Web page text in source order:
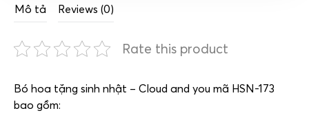
Mô tả Reviews (0)
Rate this product
Bó hoa tặng sinh nhật – Cloud and you mã HSN-173
bao gồm: